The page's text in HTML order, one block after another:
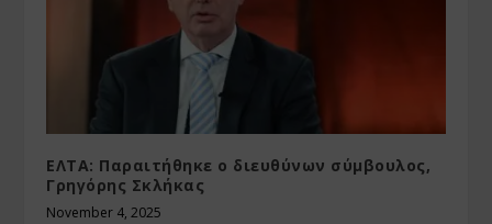
ΕΛΤΑ: Παραιτήθηκε ο διευθύνων σύμβουλος,
Γρηγόρης Σκλήκας
November 4, 2025